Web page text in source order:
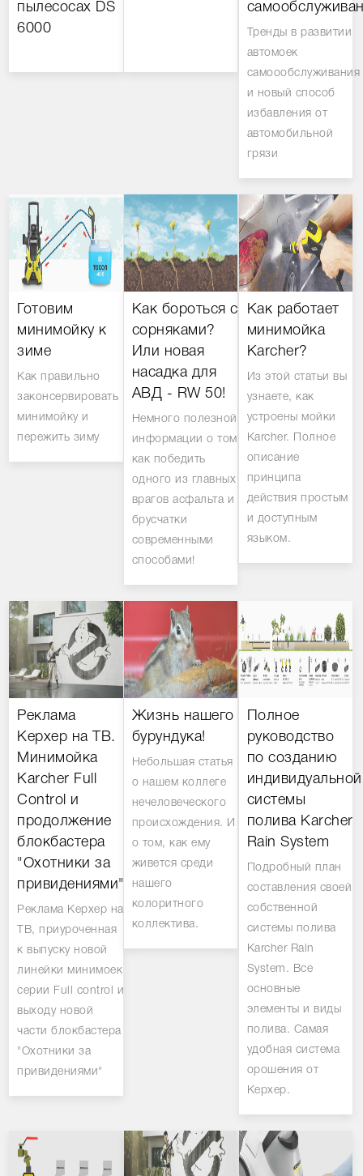
пылесосах DS
6000
Тренды в развитии
автомоек
самоообслуживания
и новый способ
избавления от
автомобильной
грязи
Готовим
минимойку к
зиме
Как правильно
законсервировать
минимойку и
пережить зиму
Как бороться с
сорняками?
Или новая
насадка для
АВД - RW 50!
Немного полезной
информации о том
как победить
одного из главных
врагов асфальта и
брусчатки
современными
способами!
Как работает
минимойка
Karcher?
Из этой статьи вы
узнаете, как
устроены мойки
Karcher. Полное
описание
принципа
действия простым
и доступным
языком.
Реклама
Керхер на ТВ.
Минимойка
Karcher Full
Control и
продолжение
блокбастера
"Охотники за
привидениями".
Реклама Керхер на
ТВ, приуроченная
к выпуску новой
линейки минимоек
серии Full control и
выходу новой
части блокбастера
"Охотники за
привидениями"
Жизнь нашего
бурундука!
Небольшая статья
о нашем коллеге
нечеловеческого
происхождения. И
о том, как ему
живется среди
нашего
колоритного
коллектива.
Полное
руководство
по созданию
индивидуальной
системы
полива Karcher
Rain System
Подробный план
составления своей
собственной
системы полива
Karcher Rain
System. Все
основные
элементы и виды
полива. Самая
удобная система
орошения от
Керхер.